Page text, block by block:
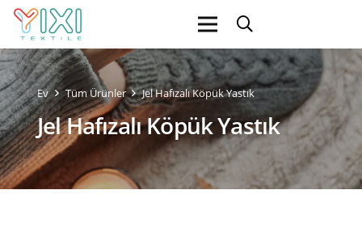
Ev Tüm Ürünler Jel Hafızalı Köpük Yastık
Jel Hafızalı Köpük Yastık